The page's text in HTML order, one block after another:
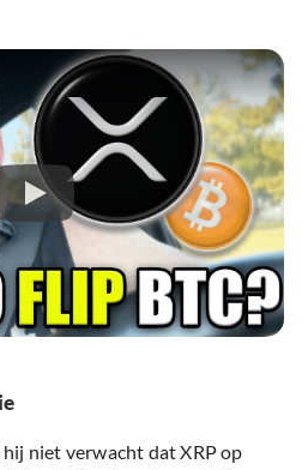
niet verwacht dat XRP op